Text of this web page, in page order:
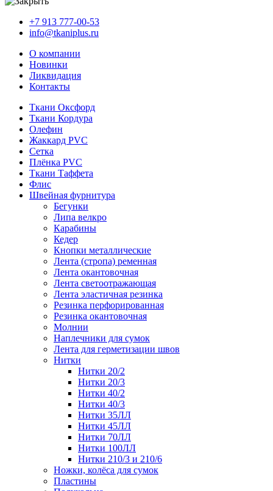
+7 913 777-00-53
info@tkaniplus.ru
О компании
Новинки
Ликвидация
Контакты
Ткани Оксфорд
Ткани Кордура
Олефин
Жаккард PVC
Сетка
Плёнка PVC
Ткани Таффета
Флис
Швейная фурнитура
Бегунки
Липа велкро
Карабины
Кедер
Кнопки металлические
Лента (стропа) ременная
Лента окантовочная
Лента светоотражающая
Лента эластичная резинка
Резинка перфорированная
Резинка окантовочная
Молнии
Наплечники для сумок
Лента для герметизации швов
Нитки
Нитки 20/2
Нитки 20/3
Нитки 40/2
Нитки 40/3
Нитки 35ЛЛ
Нитки 45ЛЛ
Нитки 70ЛЛ
Нитки 100ЛЛ
Нитки 210/3 и 210/6
Ножки, колёса для сумок
Пластины